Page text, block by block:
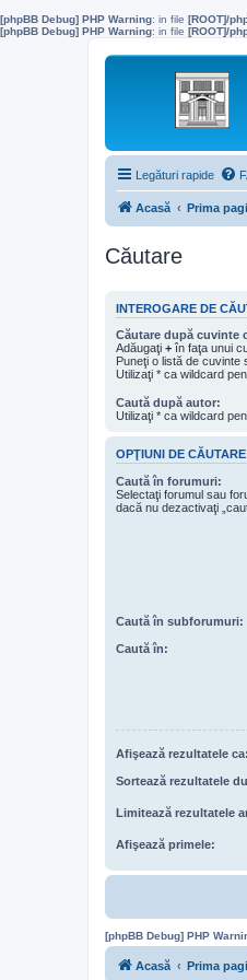
[phpBB Debug] PHP Warning: in file [ROOT]/
[phpBB Debug] PHP Warning: in file [ROOT]/
Legături rapide
Acasă Prima
Căutare
INTEROGARE DE
Căutare după cuvinte
Adăugaţi + în faţa unui
Puneţi o listă de cuvinte
Utilizaţi * ca wildcard
Caută după autor:
Utilizaţi * ca wildcard
OPŢIUNI DE CĂUTARE
Caută în forumuri:
Selectaţi forumul sau
dacă nu dezactivaţi
Caută în subforumuri:
Caută în:
Afişează rezultatele ca:
Sortează rezultatele
Limitează rezultatele
Afişează primele:
[phpBB Debug] PHP
Acasă Prima